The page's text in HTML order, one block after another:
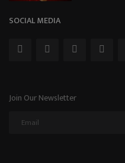
SOCIAL MEDIA
Join Our Newsletter